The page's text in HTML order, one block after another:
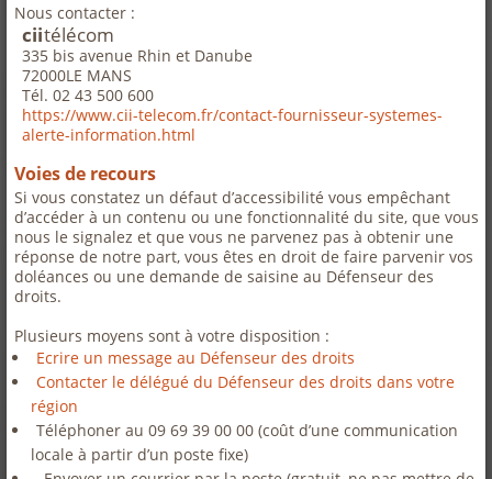
Nous contacter :
ciitélécom
335 bis avenue Rhin et Danube
72000LE MANS
Tél. 02 43 500 600
https://www.cii-telecom.fr/contact-fournisseur-systemes-
alerte-information.html
Voies de recours
Si vous constatez un défaut d’accessibilité vous empêchant
d’accéder à un contenu ou une fonctionnalité du site, que vous
nous le signalez et que vous ne parvenez pas à obtenir une
réponse de notre part, vous êtes en droit de faire parvenir vos
doléances ou une demande de saisine au Défenseur des
droits.
Plusieurs moyens sont à votre disposition :
Ecrire un message au Défenseur des droits
Contacter le délégué du Défenseur des droits dans votre
région
Téléphoner au 09 69 39 00 00 (coût d’une communication
locale à partir d’un poste fixe)